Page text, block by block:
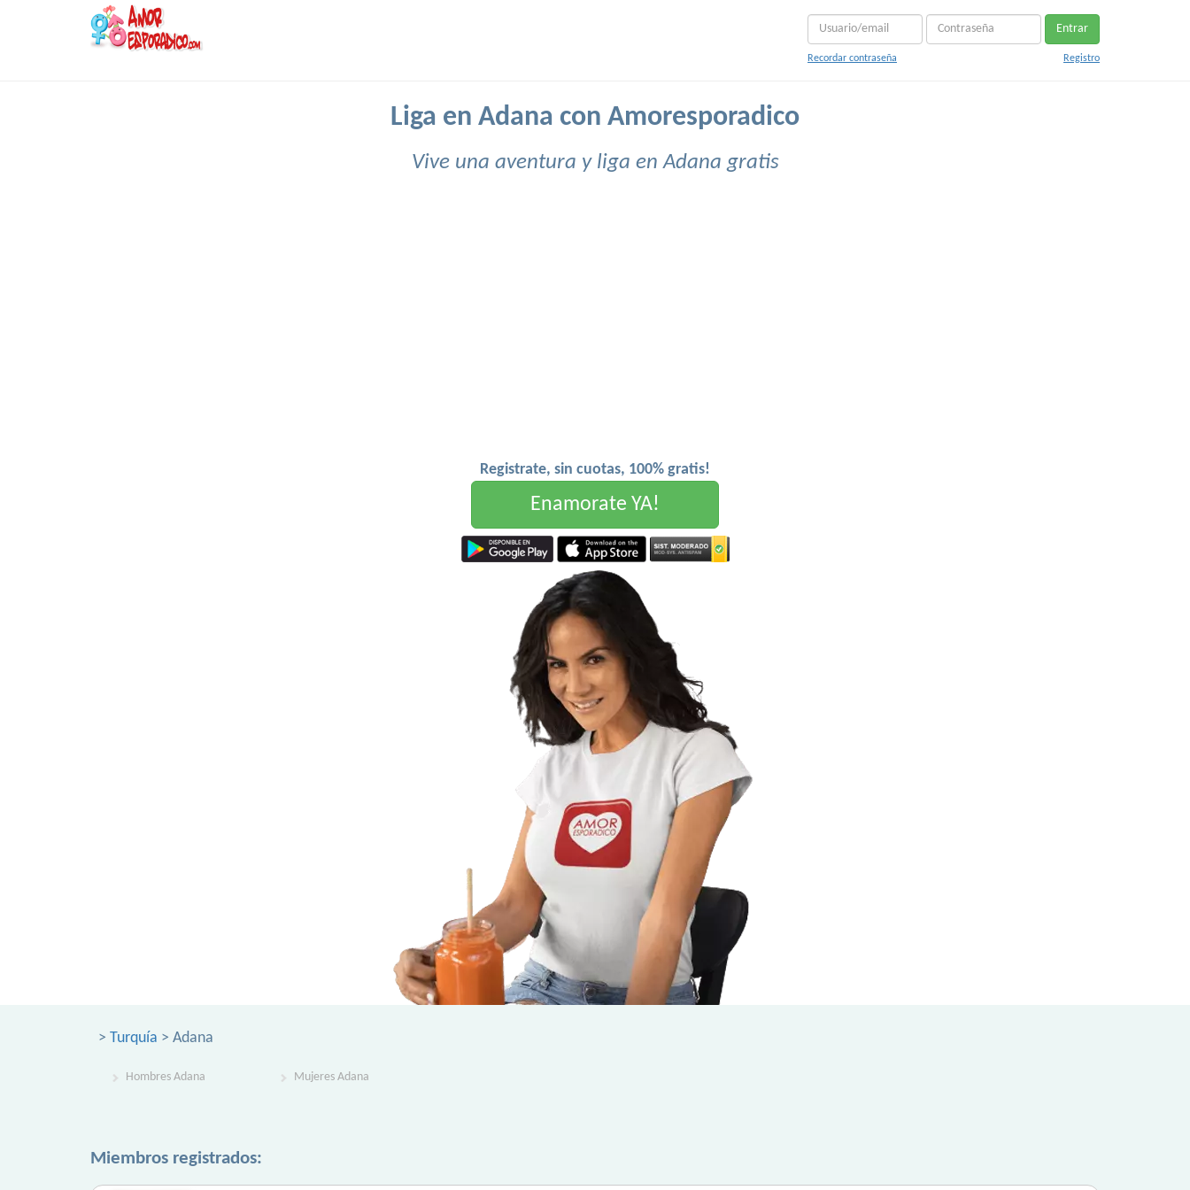
Entrar
Recordar contraseña Registro
Liga en Adana con Amoresporadico
Vive una aventura y liga en Adana gratis
Registrate, sin cuotas, 100% gratis!
Enamorate YA!
> Turquía > Adana
Hombres Adana Mujeres Adana
Miembros registrados: